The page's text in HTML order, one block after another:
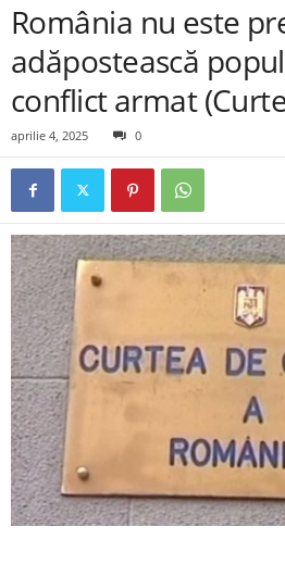
România nu este
adăpostească
conflict armat
aprilie 4, 2025 0